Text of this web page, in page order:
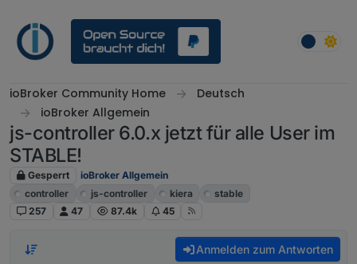
ioBroker Community Home
Deutsch
ioBroker Allgemein
js-controller 6.0.x jetzt für alle User im
STABLE!
Gesperrt
ioBroker Allgemein
controller
js-controller kiera
stable
257
47 87.4k 45
Anmelden zum Antworten